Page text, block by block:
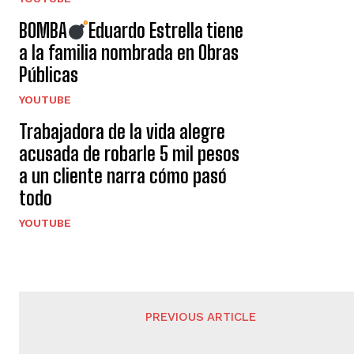
BOMBA
Eduardo Estrella tiene
a la familia nombrada en Obras
Públicas
YOUTUBE
Trabajadora de la vida alegre
acusada de robarle 5 mil pesos
a un cliente narra cómo pasó
todo
YOUTUBE
PREVIOUS ARTICLE